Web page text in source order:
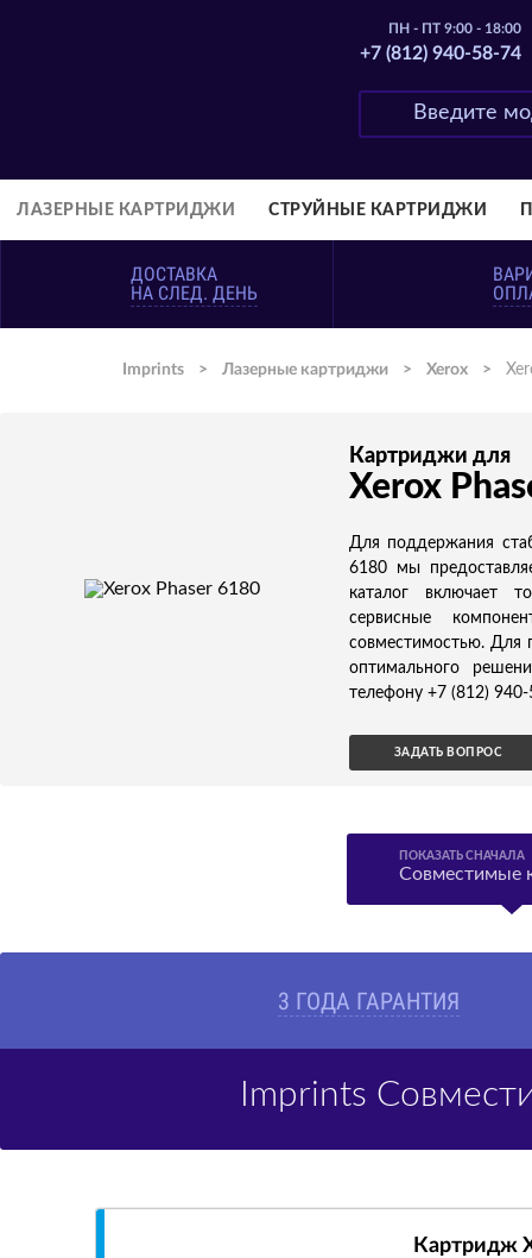
ПН - ПТ 9:00 - 18:00
+7 (812) 940-58-74
ЛАЗЕРНЫЕ КАРТРИДЖИ СТРУЙНЫЕ КАРТРИДЖИ
ДОСТАВКА
НА СЛЕД. ДЕНЬ
Imprints > Лазерные картриджи > Xerox >
Картриджи для
Xerox
Для поддержания
6180 мы
каталог включает
сервисные
совместимостью. Для
оптимального
телефону +7 (812) 940-
ЗАДАТЬ ВОПРОС
ПОКАЗАТЬ СНАЧАЛА
Совместимые
3 ГОДА ГАРАНТИЯ
Imprints
Картридж